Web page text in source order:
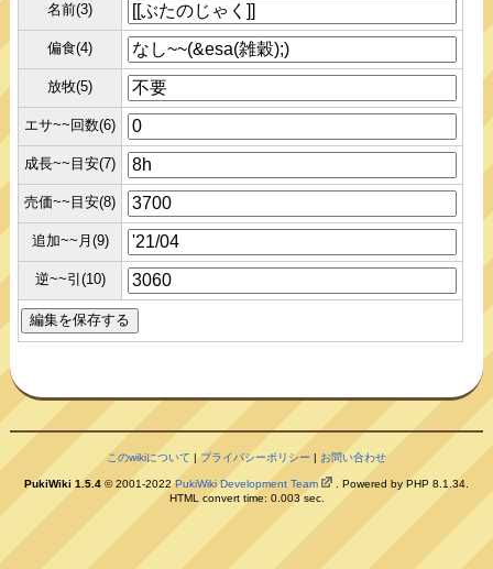
名前(3)
偏食(4)
放牧(5)
エサ~~回数(6)
成長~~目安(7)
売価~~目安(8)
追加~~月(9)
逆~~引(10)
このwikiについて |プライバシーポリシー | お問い合わせ
PukiWiki 1.5.4 © 2001-2022PukiWiki Development Team
. Powered by PHP 8.1.34.
HTML convert time: 0.003 sec.